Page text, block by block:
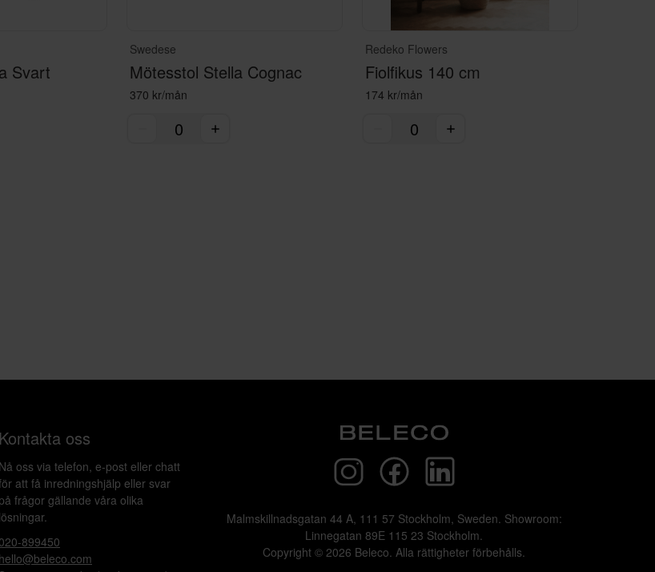
Svart
Swedese
Mötesstol Stella Cognac
370 kr/mån
Redeko Flowers
Fiolfikus 140 cm
174 kr/mån
Kontakta oss
Nå oss via telefon, e-post eller chatt
att få inredningshjälp eller svar
på frågor gällande våra olika
lösningar.
020-899450
hello@beleco.com
Malmskillnadsgatan 44 A, 111 57 Stockholm, Sweden. Showroom:
Linnegatan 89E 115 23 Stockholm.
Copyright © 2026 Beleco. Alla rättigheter förbehålls.